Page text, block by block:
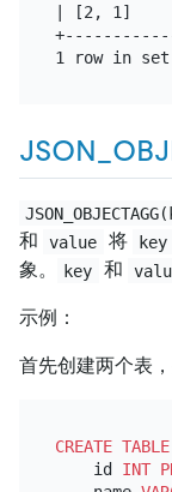
| [2, 1]
和 value 将 key
象。
key 和
示例：
首先创建两个表
CREATE TABLE
    id
INT